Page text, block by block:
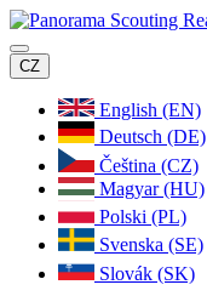
CZ
English (EN)
Deutsch (DE)
Čeština (CZ)
Magyar (HU)
Polski (PL)
Svenska (SE)
Slovák (SK)